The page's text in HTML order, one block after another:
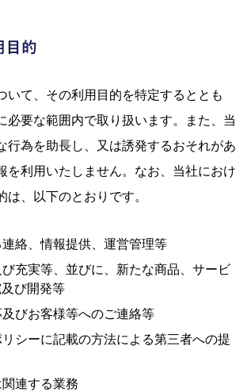
⽬的
いて、その利⽤⽬的を特定するととも
必要な範囲内で取り扱います。また、当
⾏為を助⻑し、⼜は誘発するおそれがあ
を利⽤いたしません。なお、当社におけ
は、以下のとおりです。
絡、情報提供、運営管理等
充実等、並びに、新たな商品、サービ
び開発等
びお客様等へのご連絡等
シーに記載の方法による第三者への提
連する業務